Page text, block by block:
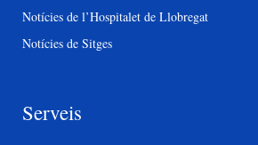
Notícies de l’Hospitalet de Llobregat
Notícies de Sitges
Serveis